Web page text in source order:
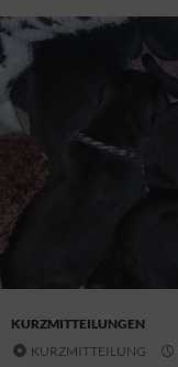
KURZMITTEILUNGEN
KURZMITTEILUNG